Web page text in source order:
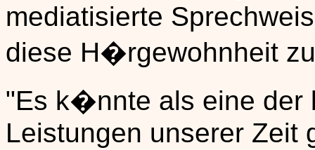
mediatisierte
diese H�rgewohnheit
"Es k�nnte als eine der
Leistungen unserer Zeit